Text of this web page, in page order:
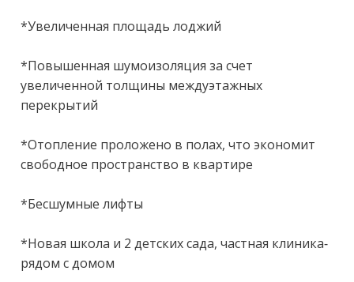
*Увеличенная площадь лоджий
*Повышенная шумоизоляция за счет
увеличенной толщины междуэтажных
перекрытий
*Отопление проложено в полах, что экономит
свободное пространство в квартире
*Бесшумные лифты
*Новая школа и 2 детских сада, частная клиника-
рядом с домом